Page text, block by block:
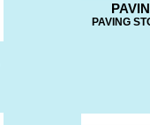
PAVING